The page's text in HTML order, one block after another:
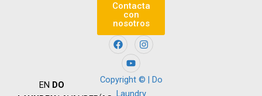
EN DO
Contacta
con
nosotros
F
a
c
e
b
o
I
n
a
g
Y
o
u
t
u
b
Copyright © | Do
Laundry